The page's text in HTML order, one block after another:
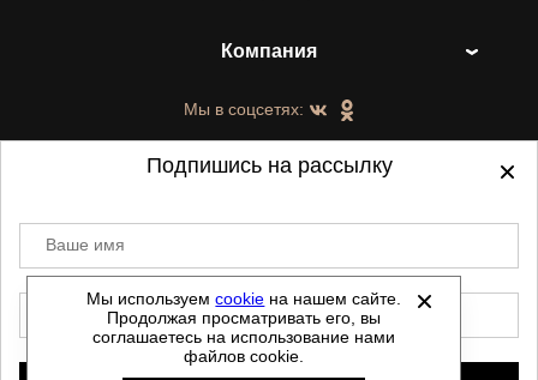
Компания
Мы в соцсетях:
©2021-2026 - ShoesTown.ru - все права
защищены.
Данный сайт не является интернет магазином и
не является публичной офертой.
Мы используемcookie на нашем сайте.
Продолжая просматривать его, вы
соглашаетесь на использование нами
файлов cookie.
Подпишись на рассылку
Ваше имя